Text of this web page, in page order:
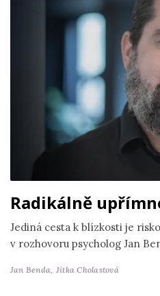
Radikálně
Jediná cesta k blízkosti je
v rozhovoru psycholog Jan
Jan Benda, Jitka Cholastová